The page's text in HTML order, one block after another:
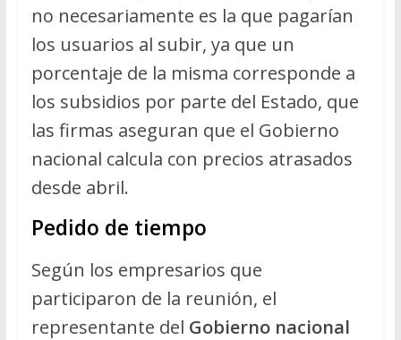
no necesariamente es la que pagarían
los usuarios al subir, ya que un
porcentaje de la misma corresponde a
los subsidios por parte del Estado, que
las firmas aseguran que el Gobierno
nacional calcula con precios atrasados
desde abril.
Pedido de tiempo
Según los empresarios que
participaron de la reunión, el
representante del Gobierno nacional